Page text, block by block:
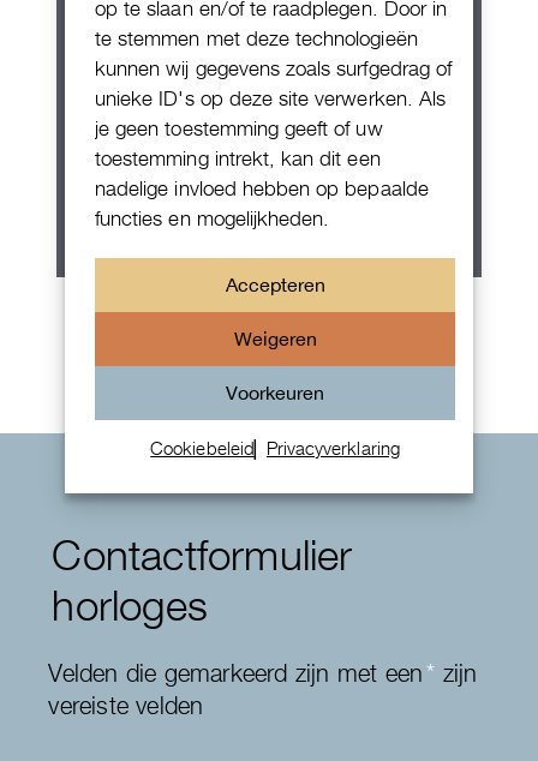
op te slaan en/of te raadplegen. Door in
te stemmen met deze technologieën
kunnen wij gegevens zoals surfgedrag of
unieke ID's op deze site verwerken. Als
je geen toestemming geeft of uw
toestemming intrekt, kan dit een
nadelige invloed hebben op bepaalde
functies en mogelijkheden.
Accepteren
Weigeren
Voorkeuren
Cookiebeleid Privacyverklaring
Rolex Oyster Perpetual 36
Contactformulier
horloges
Velden die gemarkeerd zijn met een* zijn
vereiste velden